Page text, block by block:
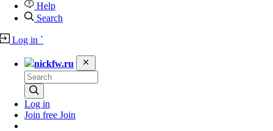
Help
Search
Log in `
nickfw.ru
Log in
Join free Join